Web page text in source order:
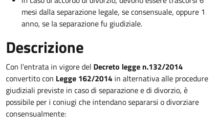
mesi dalla separazione legale, se consensuale, oppure 1
anno, se la separazione fu giudiziale.
Descrizione
Con l'entrata in vigore del Decreto legge n.132/2014
convertito con Legge 162/2014 in alternativa alle procedure
giudiziali previste in caso di separazione e di divorzio, è
possibile per i coniugi che intendano separarsi o divorziare
consensualmente: